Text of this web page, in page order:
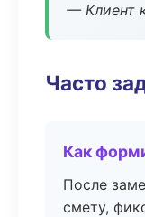
— Клиент
Часто
Как
После
смету,